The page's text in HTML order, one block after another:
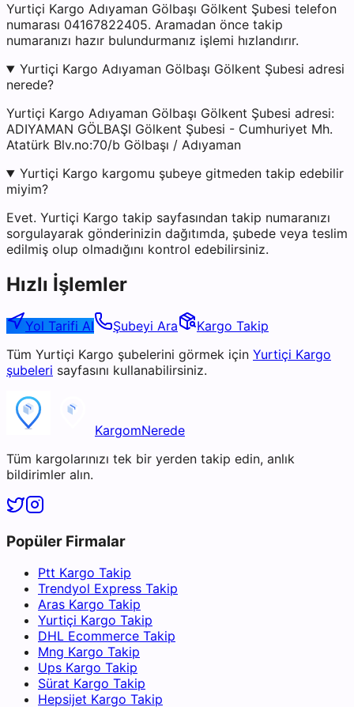
Yurtiçi Kargo Adıyaman Gölbaşı Gölkent Şubesi telefon
numarası 04167822405. Aramadan önce takip
numaranızı hazır bulundurmanız işlemi hızlandırır.
Yurtiçi Kargo Adıyaman Gölbaşı Gölkent Şubesi adresi
nerede?
Yurtiçi Kargo Adıyaman Gölbaşı Gölkent Şubesi adresi:
ADIYAMAN GÖLBAŞI Gölkent Şubesi - Cumhuriyet Mh.
Atatürk Blv.no:70/b Gölbaşı / Adıyaman
Yurtiçi Kargo kargomu şubeye gitmeden takip edebilir
miyim?
Evet. Yurtiçi Kargo takip sayfasından takip numaranızı
sorgulayarak gönderinizin dağıtımda, şubede veya teslim
edilmiş olup olmadığını kontrol edebilirsiniz.
Hızlı İşlemler
Yol Tarifi Al Şubeyi Ara
Kargo Takip
Tüm Yurtiçi Kargo şubelerini görmek için Yurtiçi Kargo
şubeleri sayfasını kullanabilirsiniz.
KargomNerede
Tüm kargolarınızı tek bir yerden takip edin, anlık
bildirimler alın.
Popüler Firmalar
Ptt Kargo Takip
Trendyol Express Takip
Aras Kargo Takip
Yurtiçi Kargo Takip
DHL Ecommerce Takip
Mng Kargo Takip
Ups Kargo Takip
Sürat Kargo Takip
Hepsijet Kargo Takip